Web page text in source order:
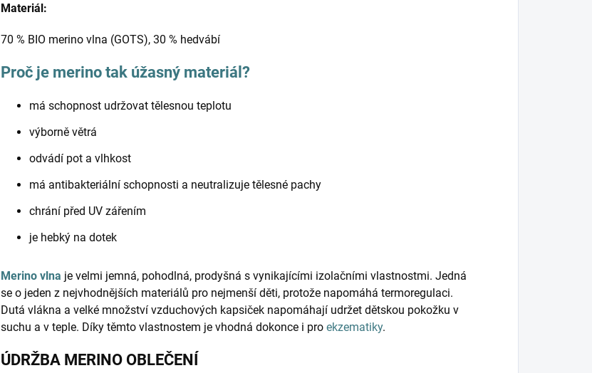
Materiál:
70 % BIO merino vlna (GOTS), 30 % hedvábí
Proč je merino tak úžasný materiál?
má schopnost udržovat tělesnou teplotu
výborně větrá
odvádí pot a vlhkost
má antibakteriální schopnosti a neutralizuje tělesné pachy
chrání před UV zářením
je hebký na dotek
Merino vlna je velmi jemná, pohodlná, prodyšná s vynikajícími izolačními vlastnostmi. Jedná
se o jeden z nejvhodnějších materiálů pro nejmenší děti, protože napomáhá termoregulaci.
Dutá vlákna a velké množství vzduchových kapsiček napomáhají udržet dětskou pokožku v
suchu a v teple. Díky těmto vlastnostem je vhodná dokonce i pro ekzematiky.
ÚDRŽBA MERINO OBLEČENÍ